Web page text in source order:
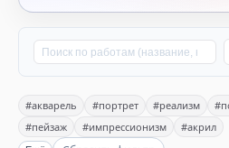
#акварель #портрет #реализм
#пейзаж
#импрессионизм #акрил